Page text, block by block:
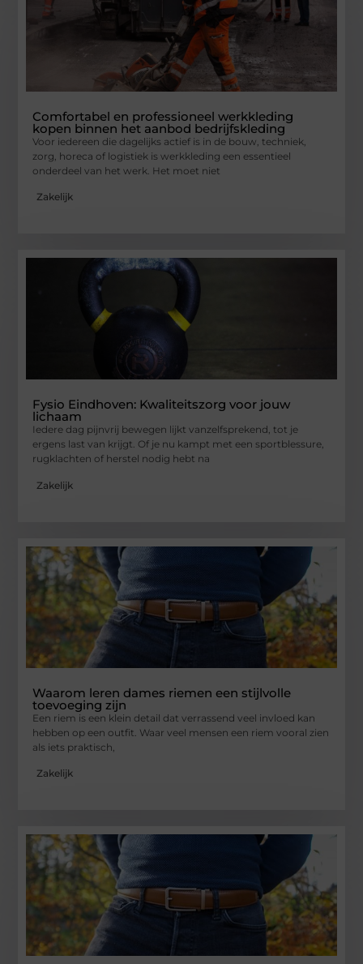
Comfortabel en professioneel werkkleding
kopen binnen het aanbod bedrijfskleding
Voor iedereen die dagelijks actief is in de bouw, techniek,
zorg, horeca of logistiek is werkkleding een essentieel
onderdeel van het werk. Het moet niet
Zakelijk
Fysio Eindhoven: Kwaliteitszorg voor jouw
lichaam
Iedere dag pijnvrij bewegen lijkt vanzelfsprekend, tot je
ergens last van krijgt. Of je nu kampt met een sportblessure,
rugklachten of herstel nodig hebt na
Zakelijk
Waarom leren dames riemen een stijlvolle
toevoeging zijn
Een riem is een klein detail dat verrassend veel invloed kan
hebben op een outfit. Waar veel mensen een riem vooral zien
als iets praktisch,
Zakelijk